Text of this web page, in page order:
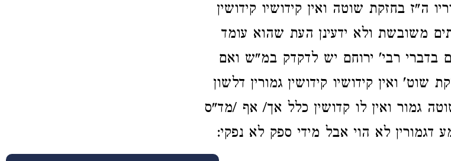
ה"ז בחזקת שוטה ואין קידושיו קידושין
משובשת ולא ידעינן העת שהוא עומד
בדברי רבי' ירוחם יש לדקדק במ"ש ואם
ואין קידושיו קידושין גמורין דלשון
גמור ואין לו קדושין כלל אך/ אף /מד"ס
דגמורין לא הוי אבל מידי ספק לא נפקי: